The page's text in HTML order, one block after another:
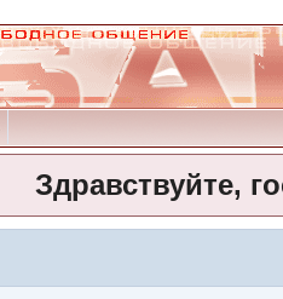
Здравствуйте,